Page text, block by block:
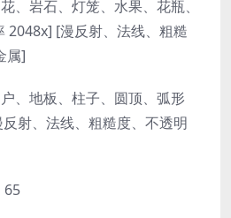
、岩石、灯笼、水果、花瓶、
2048x] [漫反射、法线、粗糙
属]
、地板、柱子、圆顶、弧形
射、法线、粗糙度、不透明
65